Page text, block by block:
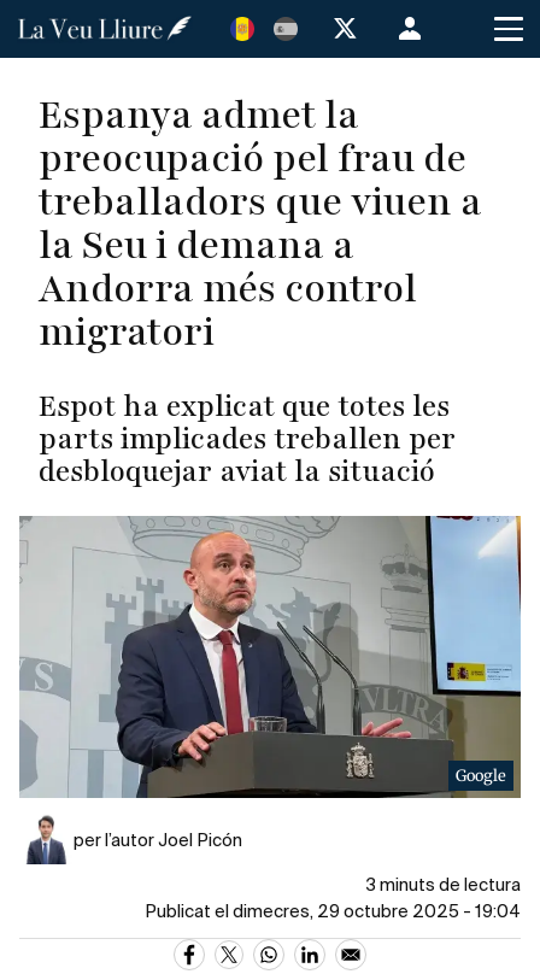
Vés
Menú
de
usuario
Espanya admet la
preocupació pel frau de
treballadors que viuen a
la Seu i demana a
Andorra més control
migratori
Espot ha explicat que totes les
parts implicades treballen per
desbloquejar aviat la situació
Google
per l’autor Joel Picón
3 minuts de lectura
Publicat el dimecres, 29 octubre 2025 - 19:04